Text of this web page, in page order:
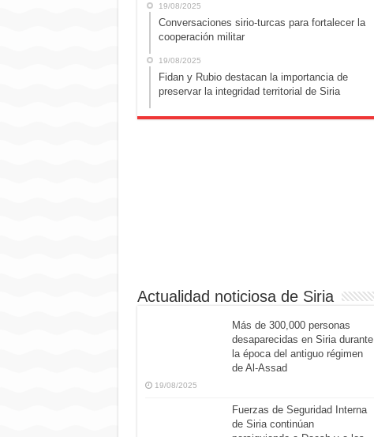
19/08/2025
Conversaciones sirio-turcas para fortalecer la
cooperación militar
19/08/2025
Fidan y Rubio destacan la importancia de
preservar la integridad territorial de Siria
Actualidad noticiosa de Siria
Más de 300,000 personas
desaparecidas en Siria durante
la época del antiguo régimen
de Al-Assad
19/08/2025
Fuerzas de Seguridad Interna
de Siria continúan